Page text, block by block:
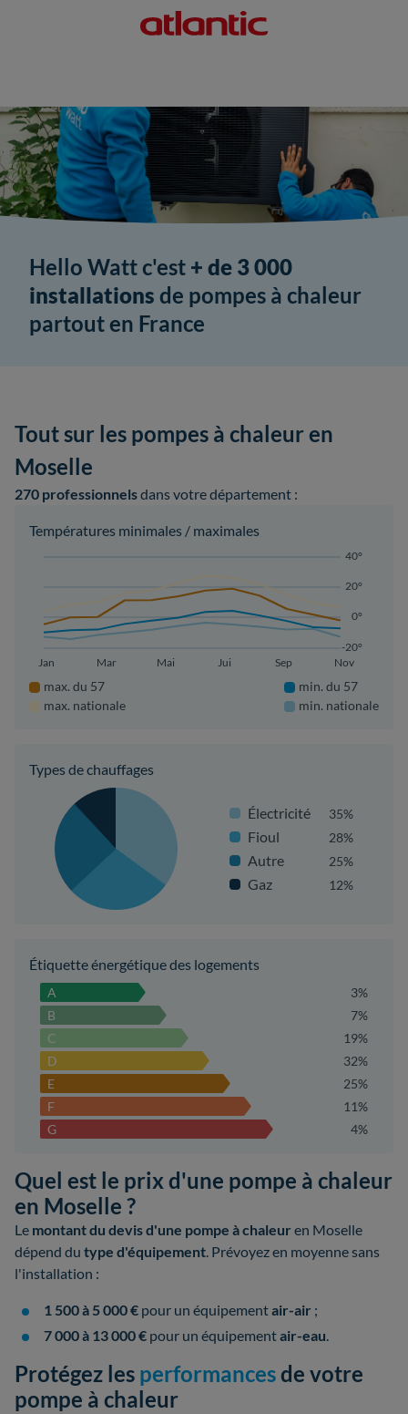
Hello Watt c'est + de 3 000
installations de pompes à chaleur
partout en France
Tout sur les pompes à chaleur en
Moselle
270 professionnelsdans votre département :
Températures minimales / maximales
-20°
0°
20°
40°
Jan Mar Mai Jui Sep Nov
max. du 57
max. nationale
min. du 57
min. nationale
Types de chauffages
Électricité 35%
Fioul 28%
Autre 25%
Gaz 12%
Étiquette énergétique des logements
A
3%
B
7%
C
19%
D
32%
E
25%
F
11%
G
4%
Quel est le prix d'une pompe à chaleur
en Moselle ?
Le montant du devis d'une pompe à chaleur en Moselle
dépend du type d'équipement. Prévoyez en moyenne sans
l'installation :
1 500 à 5 000 € pour un équipementair-air ;
7 000 à 13 000 € pour un équipementair-eau.
Protégez les performancesde votre
pompe à chaleur